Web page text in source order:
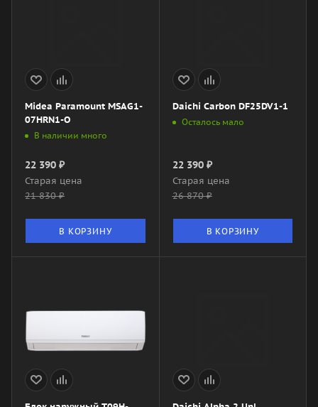
Midea Paramount MSAG1-
07HRN1-O
В наличии много
22 390 ₽
Старая цена
21 830₽
В КОРЗИНУ
Daichi Carbon DF25DV1-1
Осталось мало
22 390₽
Старая цена
26 870₽
В КОРЗИНУ